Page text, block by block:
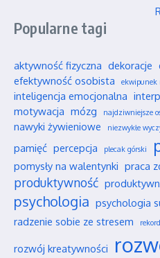
Popularne tagi
aktywność fizyczna dekoracje
efektywność osobista
ekwipunek
inteligencja emocjonalna
motywacja mózg najdziwniejsze
nawyki żywieniowe
niezwykłe
pamięć percepcja plecak górski
pomysły na walentynki praca
produktywność
psychologia psychologia
radzenie sobie ze stresem
rozwój kreatywności